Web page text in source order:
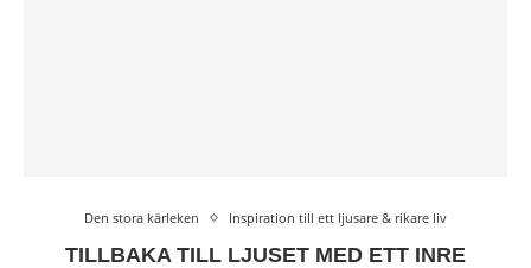
Den stora kärleken Inspiration till ett ljusare & rikare liv
TILLBAKA TILL LJUSET MED ETT INRE